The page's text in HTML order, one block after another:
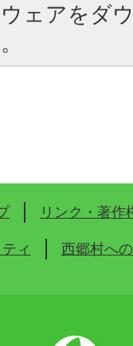
ェアをダ
リンク・著作
ィ 西郷村へ